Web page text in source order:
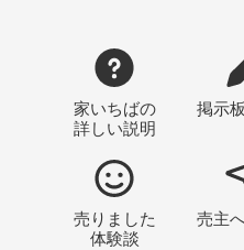
家いちばの
詳しい説明
掲示板
売りました
体験談
売主